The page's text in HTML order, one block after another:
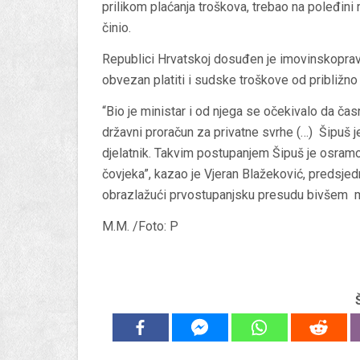
prilikom plaćanja troškova, trebao na poleđini
činio.
Republici Hrvatskoj dosuđen je
obvezan platiti i sudske troškove od približno
“Bio je ministar i od njega se očekivalo da
državni proračun za privatne svrhe (…) Šipuš
djelatnik. Takvim postupanjem Šipuš je
čovjeka”, kazao je Vjeran Blažeković,
obrazlažući prvostupanjsku presudu bivšem
M.M. /Foto: P